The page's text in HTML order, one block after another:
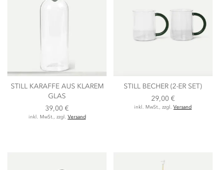
STILL KARAFFE AUS KLAREM
GLAS
39,00 €
inkl. MwSt., zzgl. Versand
STILL BECHER (2-ER SET)
29,00 €
inkl. MwSt., zzgl.Versand